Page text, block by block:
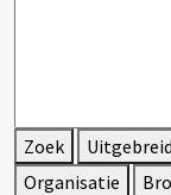
Zoek
Organisatie